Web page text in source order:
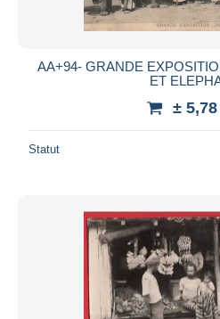
AA+94- GRANDE
ET
±
Statut